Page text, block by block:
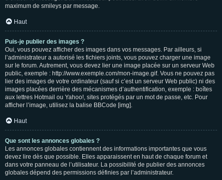
maximum de smileys par message.
Haut
Puis-je publier des images ?
Oui, vous pouvez afficher des images dans vos messages. Par ailleurs, si
l’administrateur a autorisé les fichiers joints, vous pouvez charger une image
sur le forum. Autrement, vous devez lier une image placée sur un serveur Web
public, exemple : http://www.exemple.com/mon-image.gif. Vous ne pouvez pas
lier des images de votre ordinateur (sauf si c’est un serveur Web public) ni des
images placées derrière des mécanismes d’authentification, exemple : boîtes
aux lettres Hotmail ou Yahoo!, sites protégés par un mot de passe, etc. Pour
afficher l’image, utilisez la balise BBCode [img].
Haut
Que sont les annonces globales ?
Les annonces globales contiennent des informations importantes que vous
devez lire dès que possible. Elles apparaissent en haut de chaque forum et
dans votre panneau de l’utilisateur. La possibilité de publier des annonces
globales dépend des permissions définies par l’administrateur.